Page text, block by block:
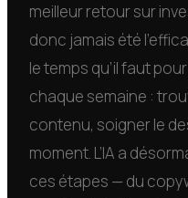
meilleur retour sur
donc jamais été
le temps qu’il faut
chaque semaine :
contenu, soigner le
moment. L’IA a
ces étapes — du